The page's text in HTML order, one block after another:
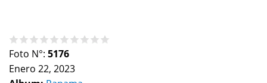
Foto N°: 5176
Enero 22, 2023